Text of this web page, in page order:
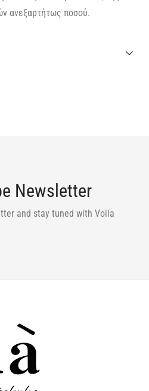
ανεξαρτήτως ποσού.
Newsletter
and stay tuned with Voila